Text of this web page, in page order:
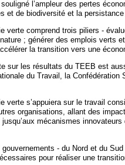
l’ampleur des pertes
et de biodiversité et la
verte comprend trois piliers -
; générer des emplois verts
la transition vers une
sur les résultats du TEEB est
du Travail, la
verte s’appuiera sur le travail
organisations, allant des
jusqu’aux mécanismes
- du Nord et du
pour réaliser une